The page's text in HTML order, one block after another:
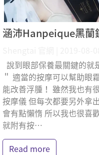
說到眼部保養最關鍵的就
＂ 適當的按摩可以幫助眼
能改善浮腫！ 雖然我也有
按摩儀 但每次都要另外拿
會有點懶惰 所以我也很喜
就附有按⋯
Read more